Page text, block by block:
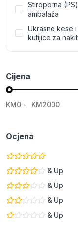
Stiroporna (PS)
ambalaža
Ukrasne kese i
kutijice za nakit
Cijena
KM0 KM2000
Ocjena
& Up
& Up
& Up
& Up